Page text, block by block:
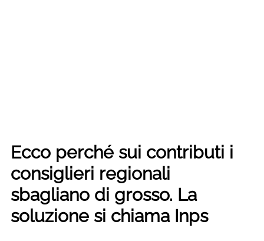
Ecco perché sui contributi i
consiglieri regionali
sbagliano di grosso. La
soluzione si chiama Inps